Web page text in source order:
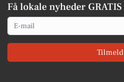
Få lokale nyheder GRATIS
Email
Tilmeld